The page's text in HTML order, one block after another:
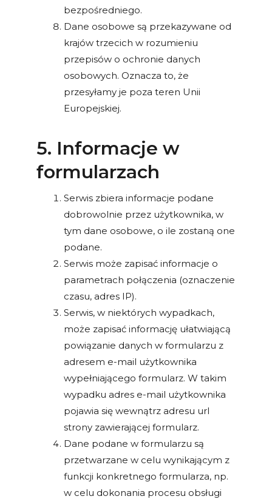
bezpośredniego.
Dane osobowe są przekazywane od
krajów trzecich w rozumieniu
przepisów o ochronie danych
osobowych. Oznacza to, że
przesyłamy je poza teren Unii
Europejskiej.
5. Informacje w
formularzach
Serwis zbiera informacje podane
dobrowolnie przez użytkownika, w
tym dane osobowe, o ile zostaną one
podane.
Serwis może zapisać informacje o
parametrach połączenia (oznaczenie
czasu, adres IP).
Serwis, w niektórych wypadkach,
może zapisać informację ułatwiającą
powiązanie danych w formularzu z
adresem e-mail użytkownika
wypełniającego formularz. W takim
wypadku adres e-mail użytkownika
pojawia się wewnątrz adresu url
strony zawierającej formularz.
Dane podane w formularzu są
przetwarzane w celu wynikającym z
funkcji konkretnego formularza, np.
w celu dokonania procesu obsługi